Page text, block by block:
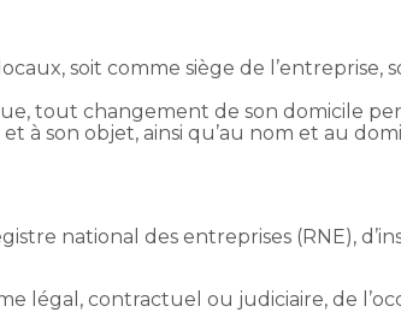
soit comme siège de l’entreprise,
tout changement de son domicile
à son objet, ainsi qu’au nom et au
national des entreprises (RNE),
légal, contractuel ou judiciaire, de